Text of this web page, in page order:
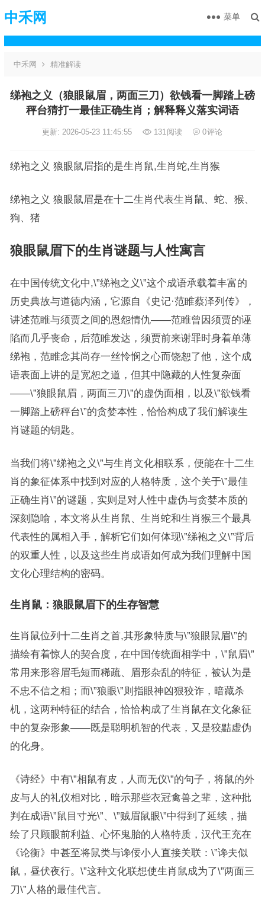
中禾网 菜单
中禾网 精准解读
绨袍之义（狼眼鼠眉，两面三刀）欲钱看一脚踏上磅
秤台猜打一最佳正确生肖；解释释义落实词语
更新: 2026-05-23 11:45:55 131阅读 0评论
绨袍之义 狼眼鼠眉指的是生肖鼠,生肖蛇,生肖猴
绨袍之义 狼眼鼠眉是在十二生肖代表生肖鼠、蛇、猴、
狗、猪
狼眼鼠眉下的生肖谜题与人性寓言
在中国传统文化中,\”绨袍之义\”这个成语承载着丰富的
历史典故与道德内涵，它源自《史记·范睢蔡泽列传》，
讲述范睢与须贾之间的恩怨情仇——范睢曾因须贾的诬
陷而几乎丧命，后范睢发达，须贾前来谢罪时身着单薄
绨袍，范睢念其尚存一丝怜悯之心而饶恕了他，这个成
语表面上讲的是宽恕之道，但其中隐藏的人性复杂面
——\”狼眼鼠眉，两面三刀\”的虚伪面相，以及\”欲钱看
一脚踏上磅秤台\”的贪婪本性，恰恰构成了我们解读生
肖谜题的钥匙。
当我们将\”绨袍之义\”与生肖文化相联系，便能在十二生
肖的象征体系中找到对应的人格特质，这个关于\”最佳
正确生肖\”的谜题，实则是对人性中虚伪与贪婪本质的
深刻隐喻，本文将从生肖鼠、生肖蛇和生肖猴三个最具
代表性的属相入手，解析它们如何体现\”绨袍之义\”背后
的双重人性，以及这些生肖成语如何成为我们理解中国
文化心理结构的密码。
生肖鼠：狼眼鼠眉下的生存智慧
生肖鼠位列十二生肖之首,其形象特质与\”狼眼鼠眉\”的
描绘有着惊人的契合度，在中国传统面相学中，\”鼠眉\”
常用来形容眉毛短而稀疏、眉形杂乱的特征，被认为是
不忠不信之相；而\”狼眼\”则指眼神凶狠狡诈，暗藏杀
机，这两种特征的结合，恰恰构成了生肖鼠在文化象征
中的复杂形象——既是聪明机智的代表，又是狡黠虚伪
的化身。
《诗经》中有\”相鼠有皮，人而无仪\”的句子，将鼠的外
皮与人的礼仪相对比，暗示那些衣冠禽兽之辈，这种批
判在成语\”鼠目寸光\”、\”贼眉鼠眼\”中得到了延续，描
绘了只顾眼前利益、心怀鬼胎的人格特质，汉代王充在
《论衡》中甚至将鼠类与谗佞小人直接关联：\”谗夫似
鼠，昼伏夜行。\”这种文化联想使生肖鼠成为了\”两面三
刀\”人格的最佳代言。